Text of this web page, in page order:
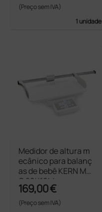
(Preço sem IVA)
1 unidade
Medidor de altura m
ecânico para balanç
as de bebê KERN MB
C 20K10M
169,00 €
(Preço sem IVA)